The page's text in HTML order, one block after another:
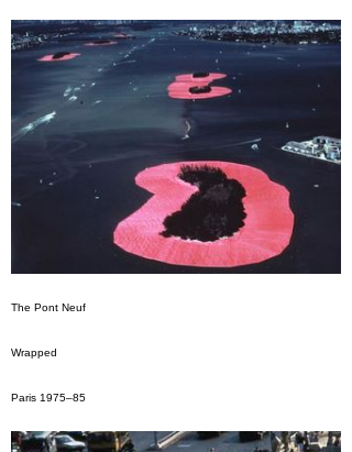
The Pont Neuf
Wrapped
Paris 1975–85